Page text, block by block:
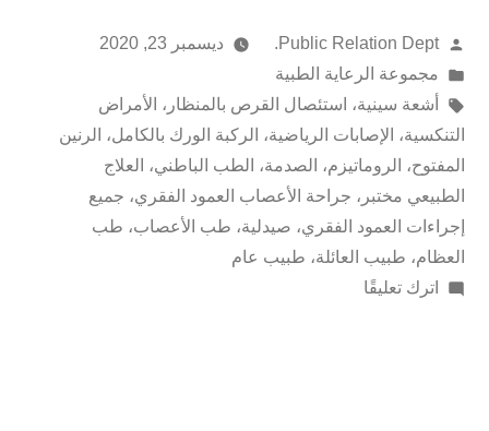
Public Relation Dept.
ديسمبر 23, 2020
مجموعة الرعاية الطبية
أشعة سينية، استئصال القرص بالمنظار ، الأمراض
التنكسية، الإصابات الرياضية، الركبة الورك بالكامل، الرنين
المفتوح، الروماتيزم، الصدمة، الطب الباطني، العلاج
الطبيعي مختبر ، جراحة الأعصاب العمود الفقري، جميع
إجراءات العمود الفقري، صيدلية، طب الأعصاب، طب
العظام، طبيب العائلة، طبيب عام
اترك تعليقًا